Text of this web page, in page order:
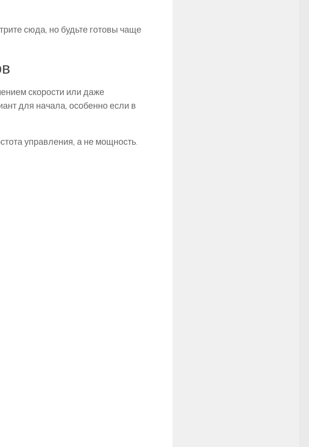
сюда, но будьте готовы чаще
скорости или даже
для начала, особенно если в
управления, а не мощность.